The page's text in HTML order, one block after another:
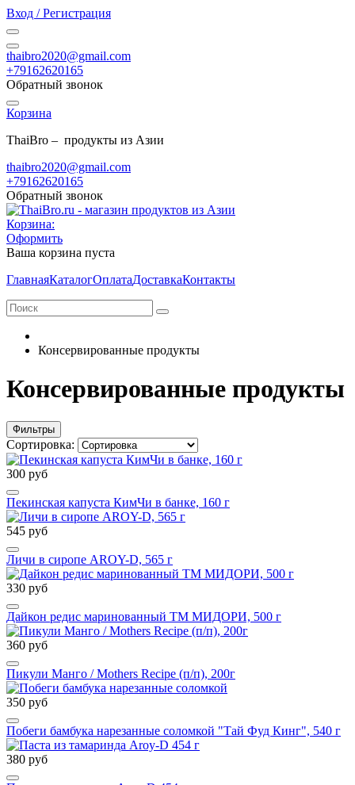
Вход / Регистрация
thaibro2020@gmail.com
+79162620165
Обратный звонок
Корзина
ThaiBro – продукты из Азии
thaibro2020@gmail.com
+79162620165
Обратный звонок
Корзина:
Оформить
Ваша корзина пуста
ГлавнаяКаталогОплатаДоставкаКонтакты
Консервированные продукты
Консервированные продукты
Фильтры
Сортировка:
300 руб
Пекинская капуста КимЧи в банке, 160 г
545 руб
Личи в сиропе AROY-D, 565 г
330 руб
Дайкон редис маринованный ТМ МИДОРИ, 500 г
360 руб
Пикули Манго / Mothers Recipe (п/п), 200г
350 руб
Побеги бамбука нарезанные соломкой "Тай Фуд Кинг", 540 г
380 руб